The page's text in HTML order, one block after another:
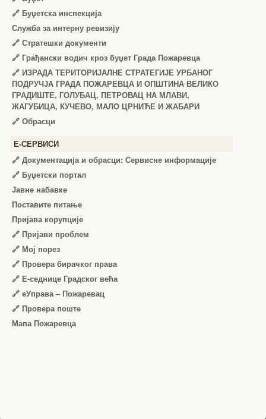
🔗 Буџетска инспекција
Служба за интерну ревизију
🔗 Стратешки документи
🔗 Грађански водич кроз буџет Града Пожаревца
🔗 ИЗРАДА ТЕРИТОРИЈАЛНЕ СТРАТЕГИЈЕ УРБАНОГ
ПОДРУЧЈА ГРАДА ПОЖАРЕВЦА И ОПШТИНА ВЕЛИКО
ГРАДИШТЕ, ГОЛУБАЦ, ПЕТРОВАЦ НА МЛАВИ,
ЖАГУБИЦА, КУЧЕВО, МАЛО ЦРНИЋЕ И ЖАБАРИ
🔗 Обрасци
Е-СЕРВИСИ
🔗 Документација и обрасци: Сервисне информације
🔗 Буџетски портал
Јавне набавке
Поставите питање
Пријава корупције
🔗 Пријави проблем
🔗 Мој порез
🔗 Провера бирачког права
🔗 Е-седнице Градског већа
🔗 еУправа – Пожаревац
🔗 Провера поште
Мапа Пожаревца